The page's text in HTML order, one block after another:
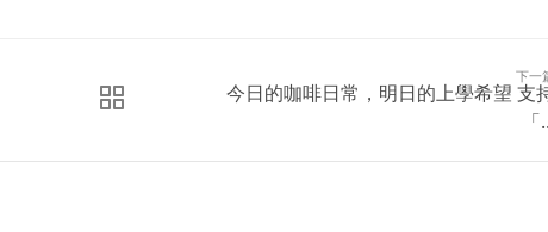
下一
今日的咖啡日常，明日的上學希望 支